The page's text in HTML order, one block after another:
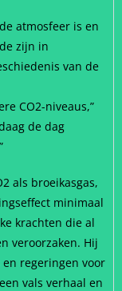
atmosfeer is en
zijn in
van de
CO2-niveaus,”
de dag
als broeikasgas,
minimaal
krachten die al
veroorzaken. Hij
regeringen voor
vals verhaal en